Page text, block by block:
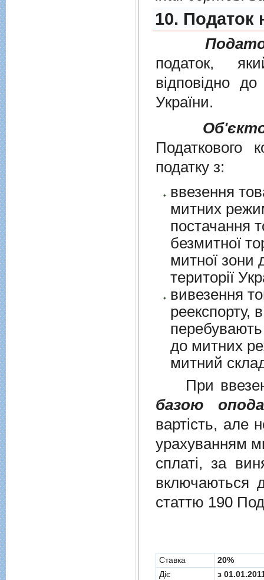
10. Податок
податок,
вiдповiдно
України.
Податкового
податку з:
ввезення
митних
постачання
безмитної
митної зони для їх
території
вивезення
реекспорту,
перебувають у
до митних
митний
При
базою
вартість, але
урахуванням
сплаті, за
включаються
статтю 190
Cтавка
20%
Діє
з